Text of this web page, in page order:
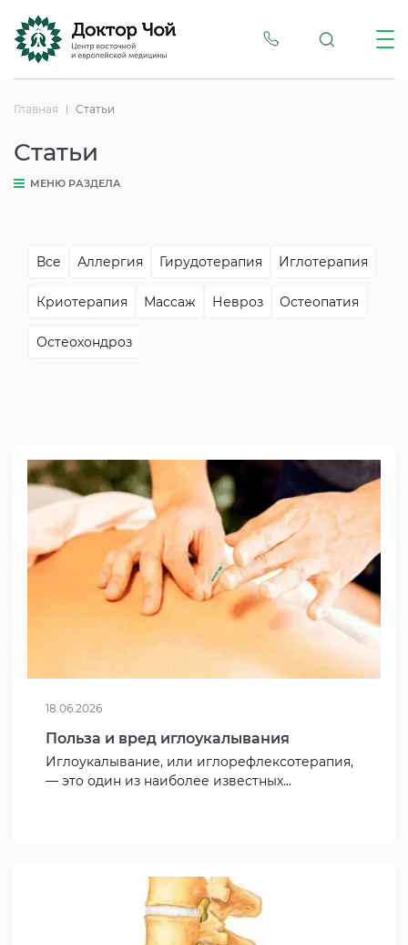
Главная Статьи
Статьи
МЕНЮ РАЗДЕЛА
Все Аллергия Гирудотерапия Иглотерапия
Криотерапия Массаж Невроз Остеопатия
Остеохондроз
18.06.2026
Польза и вред иглоукалывания
Иглоукалывание, или иглорефлексотерапия,
— это один из наиболее известных...